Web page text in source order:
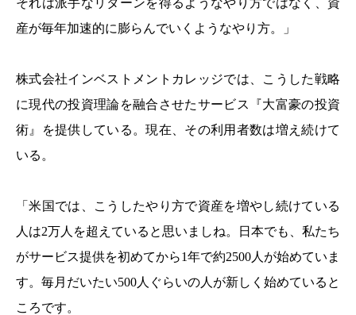
産が毎年加速的に膨らんでいくようなやり方。」
株式会社インベストメントカレッジでは、こうした戦略
に現代の投資理論を融合させたサービス『大富豪の投資
術』を提供している。現在、その利用者数は増え続けて
いる。
「米国では、こうしたやり方で資産を増やし続けている
人は2万人を超えていると思いましね。日本でも、私たち
がサービス提供を初めてから1年で約2500人が始めていま
す。毎月だいたい500人ぐらいの人が新しく始めていると
ころです。